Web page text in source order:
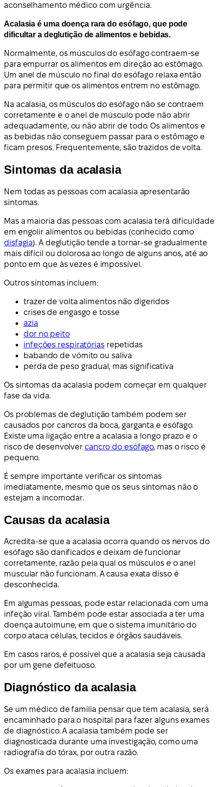
aconselhamento médico com urgência.
Acalasia é uma doença rara do esófago, que pode
dificultar a deglutição de alimentos e bebidas.
Normalmente, os músculos do esófago contraem-se
para empurrar os alimentos em direção ao estômago.
Um anel de músculo no final do esófago relaxa então
para permitir que os alimentos entrem no estômago.
Na acalasia, os músculos do esófago não se contraem
corretamente e o anel de músculo pode não abrir
adequadamente, ou não abrir de todo. Os alimentos e
as bebidas não conseguem passar para o estômago e
ficam presos. Frequentemente, são trazidos de volta.
Sintomas da acalasia
Nem todas as pessoas com acalasia apresentarão
sintomas.
Mas a maioria das pessoas com acalasia terá dificuldade
em engolir alimentos ou bebidas (conhecido como
disfagia). A deglutição tende a tornar-se gradualmente
mais difícil ou dolorosa ao longo de alguns anos, até ao
ponto em que às vezes é impossível.
Outros sintomas incluem:
trazer de volta alimentos não digeridos
crises de engasgo e tosse
azia
dor no peito
infeções respiratóriasrepetidas
babando de vómito ou saliva
perda de peso gradual, mas significativa
Os sintomas da acalasia podem começar em qualquer
fase da vida.
Os problemas de deglutição também podem ser
causados por cancros da boca, garganta e esófago.
Existe uma ligação entre a acalasia a longo prazo e o
risco de desenvolver cancro do esófago, mas o risco é
pequeno.
É sempre importante verificar os sintomas
imediatamente, mesmo que os seus sintomas não o
estejam a incomodar.
Causas da acalasia
Acredita-se que a acalasia ocorra quando os nervos do
esófago são danificados e deixam de funcionar
corretamente, razão pela qual os músculos e o anel
muscular não funcionam. A causa exata disso é
desconhecida.
Em algumas pessoas, pode estar relacionada com uma
infeção viral. Também pode estar associada a ter uma
doença autoimune, em que o sistema imunitário do
corpo ataca células, tecidos e órgãos saudáveis.
Em casos raros, é possível que a acalasia seja causada
por um gene defeituoso.
Diagnóstico da acalasia
Se um médico de família pensar que tem acalasia, será
encaminhado para o hospital para fazer alguns exames
de diagnóstico. A acalasia também pode ser
diagnosticada durante uma investigação, como uma
radiografia do tórax, por outra razão.
Os exames para acalasia incluem: